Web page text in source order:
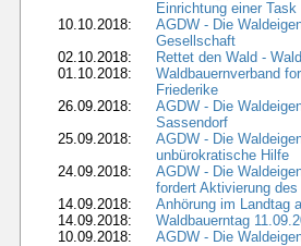
Einrichtung einer Task
10.10.2018:
AGDW - Die
Gesellschaft
02.10.2018:
Rettet den Wald -
01.10.2018:
Waldbauernverband
Friederike
26.09.2018:
AGDW - Die
Sassendorf
25.09.2018:
AGDW - Die
unbürokratische Hilfe
24.09.2018:
AGDW - Die
fordert Aktivierung
14.09.2018:
Anhörung im Landtag
14.09.2018:
Waldbauerntag
10.09.2018:
AGDW - Die